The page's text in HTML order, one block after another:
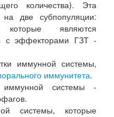
количества). Эта
на две субпопуляции:
являются
с эффекторами ГЗТ -
иммунной системы,
иммунитета.
системы -
системы, которые